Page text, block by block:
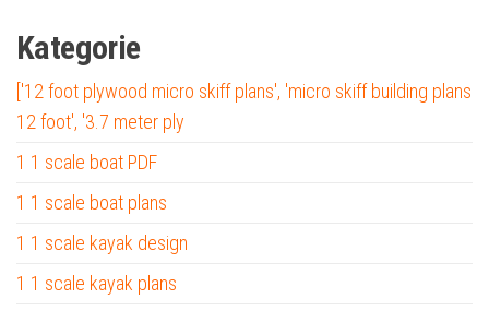
Kategorie
['12 foot plywood micro skiff plans', 'micro skiff building plans
12 foot', '3.7 meter ply
1 1 scale boat PDF
1 1 scale boat plans
1 1 scale kayak design
1 1 scale kayak plans